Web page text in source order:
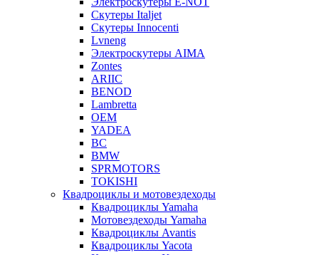
Скутеры Italjet
Скутеры Innocenti
Lvneng
Электроскутеры AIMA
Zontes
ARIIC
BENOD
Lambretta
OEM
YADEA
BC
BMW
SPRMOTORS
TOKISHI
Квадроциклы и мотовездеходы
Квадроциклы Yamaha
Мотовездеходы Yamaha
Квадроциклы Avantis
Квадроциклы Yacota